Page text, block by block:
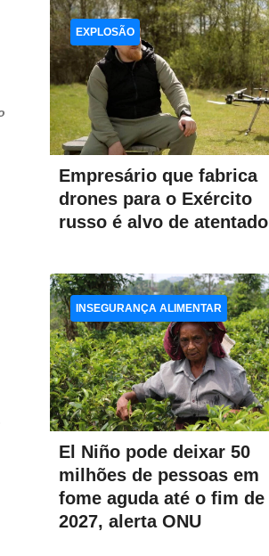
Empresário que fabrica
drones para o Exército
russo é alvo de atentado
EXPLOSÃO
El Niño pode deixar 50
milhões de pessoas em
fome aguda até o fim de
2027, alerta ONU
INSEGURANÇA ALIMENTAR